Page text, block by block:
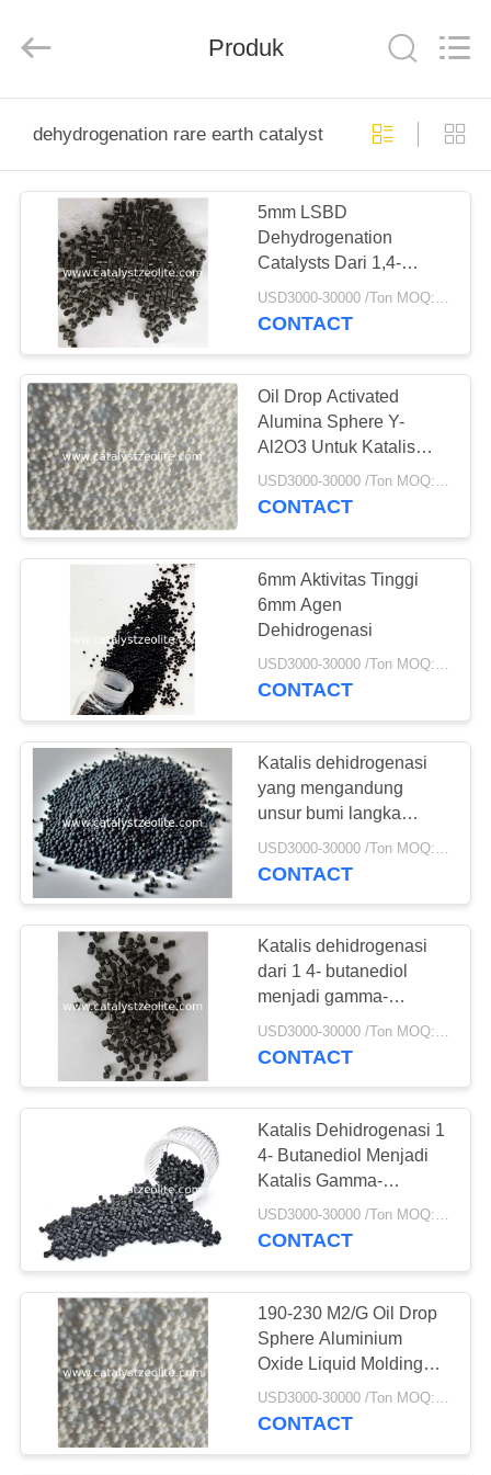
PRODUK
TENTANG
KAMI
TUR
PABRIK
KONTROL
KUALITAS
HUBUNGI
BERITA
KASUS
SITEMAP
PRIVACY
POLICY
Rights
Produk
dehydrogenation rare earth catalyst
5mm LSBD
Dehydrogenation
Catalysts Dari 1,4-
Butanediol Toγ-
Butyrolactone
USD3000-30000 /Ton MOQ:1 KG
CONTACT
Oil Drop Activated
Alumina Sphere Y-
Al2O3 Untuk Katalis
Gamma Alumina Untuk
Dehidrogenasi Propana
USD3000-30000 /Ton MOQ:1 Kg
CONTACT
6mm Aktivitas Tinggi
6mm Agen
Dehidrogenasi
USD3000-30000 /Ton MOQ:1 KG
CONTACT
Katalis dehidrogenasi
yang mengandung
unsur bumi langka
(komposisi aktif Pt, Pd)
untuk pemurnian CO2
CONTACT
Katalis dehidrogenasi
dari 1 4- butanediol
menjadi gamma-
butyrolactone
USD3000-30000 /Ton MOQ:1 KG
CONTACT
Katalis Dehidrogenasi 1
4- Butanediol Menjadi
Katalis Gamma-
Butyrolactone
USD3000-30000 /Ton MOQ:1 KG
CONTACT
190-230 M2/G Oil Drop
Sphere Aluminium
Oxide Liquid Molding
Gamma Alumina Y-
Al2O3 Pembawa Katalis
USD3000-30000 /Ton MOQ:1 Kg
CONTACT